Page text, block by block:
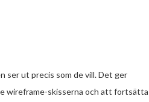
ser ut precis som de vill. Det ger
wireframe-skisserna och att fortsätta